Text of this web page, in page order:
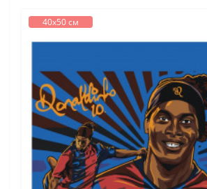
40х50 см